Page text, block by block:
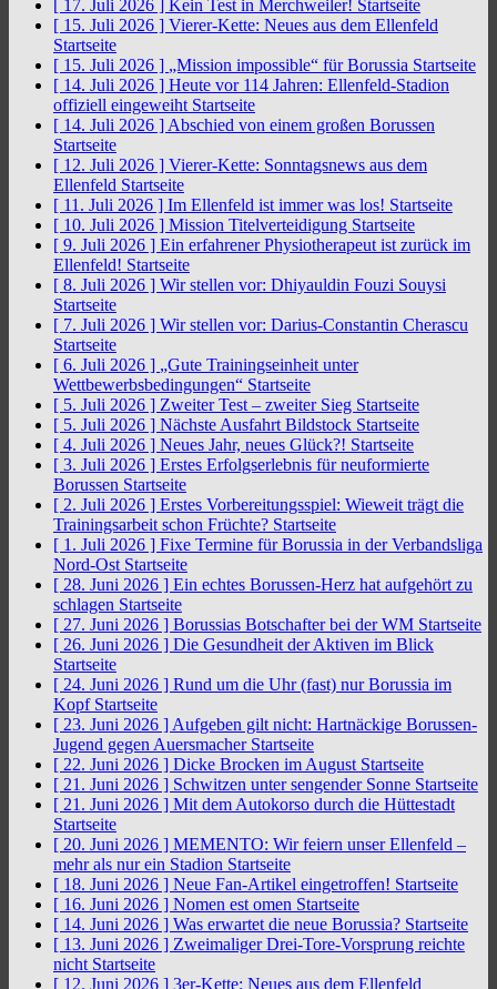
[ 17. Juli 2026 ] Kein Test in Merchweiler! Startseite
[ 15. Juli 2026 ] Vierer-Kette: Neues aus dem Ellenfeld
Startseite
[ 15. Juli 2026 ] „Mission impossible“ für Borussia Startseite
[ 14. Juli 2026 ] Heute vor 114 Jahren: Ellenfeld-Stadion
offiziell eingeweiht Startseite
[ 14. Juli 2026 ] Abschied von einem großen Borussen
Startseite
[ 12. Juli 2026 ] Vierer-Kette: Sonntagsnews aus dem
Ellenfeld Startseite
[ 11. Juli 2026 ] Im Ellenfeld ist immer was los! Startseite
[ 10. Juli 2026 ] Mission Titelverteidigung Startseite
[ 9. Juli 2026 ] Ein erfahrener Physiotherapeut ist zurück im
Ellenfeld! Startseite
[ 8. Juli 2026 ] Wir stellen vor: Dhiyauldin Fouzi Souysi
Startseite
[ 7. Juli 2026 ] Wir stellen vor: Darius-Constantin Cherascu
Startseite
[ 6. Juli 2026 ] „Gute Trainingseinheit unter
Wettbewerbsbedingungen“ Startseite
[ 5. Juli 2026 ] Zweiter Test – zweiter Sieg Startseite
[ 5. Juli 2026 ] Nächste Ausfahrt Bildstock Startseite
[ 4. Juli 2026 ] Neues Jahr, neues Glück?! Startseite
[ 3. Juli 2026 ] Erstes Erfolgserlebnis für neuformierte
Borussen Startseite
[ 2. Juli 2026 ] Erstes Vorbereitungsspiel: Wieweit trägt die
Trainingsarbeit schon Früchte? Startseite
[ 1. Juli 2026 ] Fixe Termine für Borussia in der Verbandsliga
Nord-Ost Startseite
[ 28. Juni 2026 ] Ein echtes Borussen-Herz hat aufgehört zu
schlagen Startseite
[ 27. Juni 2026 ] Borussias Botschafter bei der WM Startseite
[ 26. Juni 2026 ] Die Gesundheit der Aktiven im Blick
Startseite
[ 24. Juni 2026 ] Rund um die Uhr (fast) nur Borussia im
Kopf Startseite
[ 23. Juni 2026 ] Aufgeben gilt nicht: Hartnäckige Borussen-
Jugend gegen Auersmacher Startseite
[ 22. Juni 2026 ] Dicke Brocken im August Startseite
[ 21. Juni 2026 ] Schwitzen unter sengender Sonne Startseite
[ 21. Juni 2026 ] Mit dem Autokorso durch die Hüttestadt
Startseite
[ 20. Juni 2026 ] MEMENTO: Wir feiern unser Ellenfeld –
mehr als nur ein Stadion Startseite
[ 18. Juni 2026 ] Neue Fan-Artikel eingetroffen! Startseite
[ 16. Juni 2026 ] Nomen est omen Startseite
[ 14. Juni 2026 ] Was erwartet die neue Borussia? Startseite
[ 13. Juni 2026 ] Zweimaliger Drei-Tore-Vorsprung reichte
nicht Startseite
[ 12. Juni 2026 ] 3er-Kette: Neues aus dem Ellenfeld